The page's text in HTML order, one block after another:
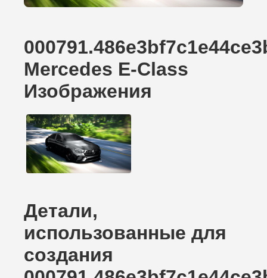
Mercedes E-Class
Изображения
Детали,
использованные для
создания